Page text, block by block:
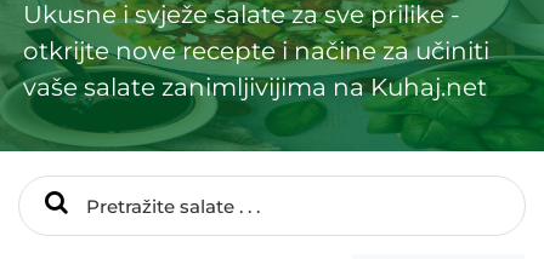
Ukusne i svježe salate za sve prilike -
otkrijte nove recepte i načine za učiniti
vaše salate zanimljivijima na Kuhaj.net